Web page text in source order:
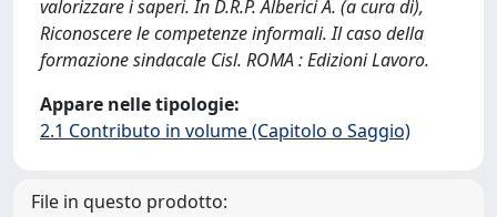
valorizzare i saperi. In D.R.P. Alberici A. (a cura di),
Riconoscere le competenze informali. Il caso della
formazione sindacale Cisl. ROMA : Edizioni Lavoro.
Appare nelle tipologie:
2.1 Contributo in volume (Capitolo o Saggio)
File in questo prodotto: